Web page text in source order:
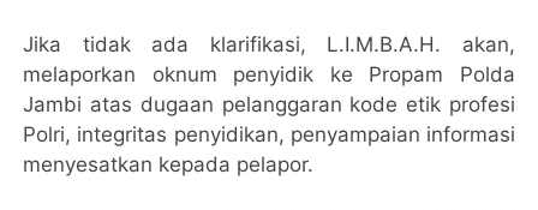
Jika tidak ada klarifikasi, L.I.M.B.A.H. akan,
melaporkan oknum penyidik ke Propam Polda
Jambi atas dugaan pelanggaran kode etik profesi
Polri, integritas penyidikan, penyampaian informasi
menyesatkan kepada pelapor.